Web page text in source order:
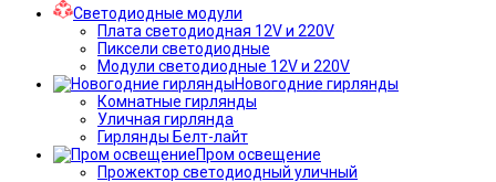
Светодиодные модули
Плата светодиодная 12V и 220V
Пиксели светодиодные
Модули светодиодные 12V и 220V
Новогодние гирлянды
Комнатные гирлянды
Уличная гирлянда
Гирлянды Белт-лайт
Пром освещение
Прожектор светодиодный уличный